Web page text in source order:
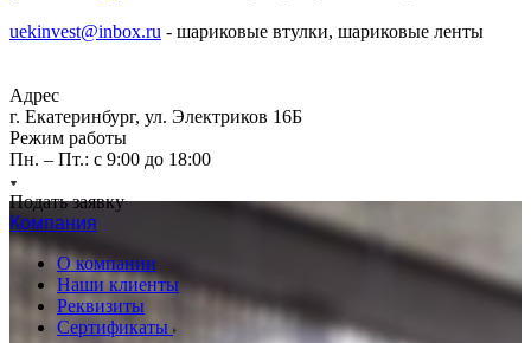
uekinvest@inbox.ru - шариковые втулки, шариковые ленты
Адрес
г. Екатеринбург, ул. Электриков 16Б
Режим работы
Пн. – Пт.: с 9:00 до 18:00
Подать заявку
Компания
О компании
Наши клиенты
Реквизиты
Сертификаты